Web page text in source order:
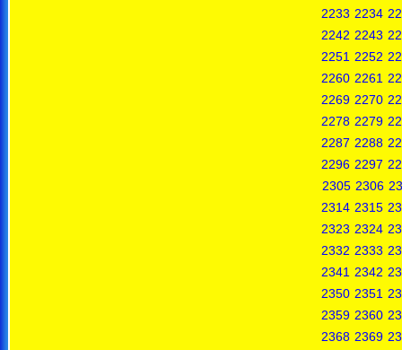
2233 2234
2242 2243
2251 2252
2260 2261
2269 2270
2278 2279
2287 2288
2296 2297
2305 2306
2314 2315
2323 2324
2332 2333
2341 2342
2350 2351
2359 2360
2368 2369